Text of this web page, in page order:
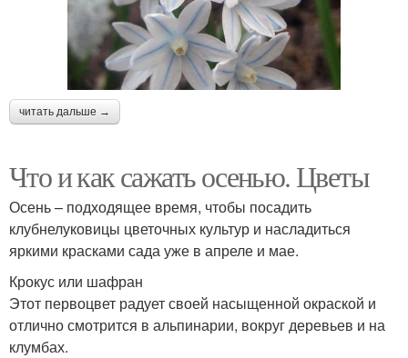
читать дальше →
Что и как сажать осенью. Цветы
Осень – подходящее время, чтобы посадить
клубнелуковицы цветочных культур и насладиться
яркими красками сада уже в апреле и мае.
Крокус или шафран
Этот первоцвет радует своей насыщенной окраской и
отлично смотрится в альпинарии, вокруг деревьев и на
клумбах.